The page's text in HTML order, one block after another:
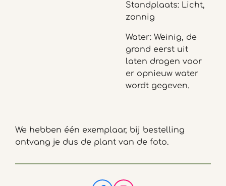
Standplaats: Licht,
zonnig
Water: Weinig, de
grond eerst uit
laten drogen voor
er opnieuw water
wordt gegeven.
We hebben één exemplaar, bij bestelling
ontvang je dus de plant van de foto.